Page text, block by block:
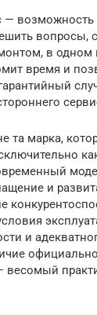
возможность
вопросы,
в одном
время и
та марка,
и
и
весомый